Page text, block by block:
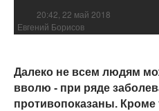
20:42, 22 май 2018
Евгений Борисов
Далеко не всем людям
вволю - при ряде
противопоказаны. Кроме